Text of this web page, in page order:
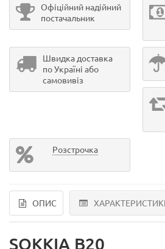
Офіційний надійний
постачальник
Швидка доставка
по Україні або
самовивіз
Розстрочка
ОПИС
SOKKIA B20